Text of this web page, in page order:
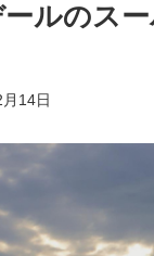
ルのス
14日